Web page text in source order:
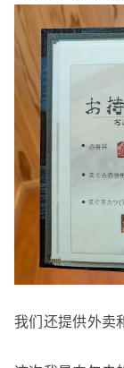
我们还提供外卖